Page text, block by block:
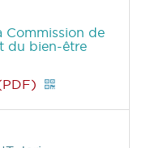
Commission de
du bien-être